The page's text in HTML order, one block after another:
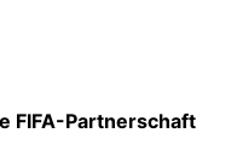
FIFA-Partnerschaft